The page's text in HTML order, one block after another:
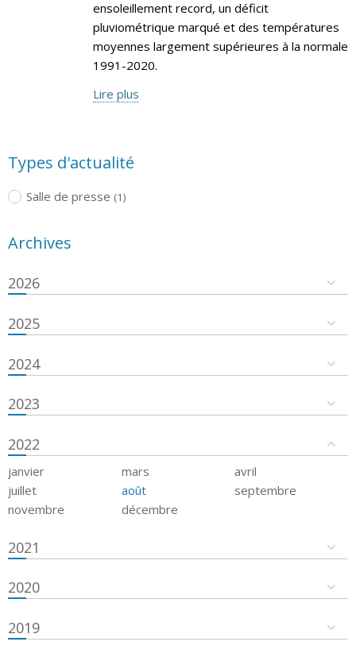
ensoleillement record, un déficit
pluviométrique marqué et des températures
moyennes largement supérieures à la normale
1991-2020.
Lire plus
Types d'actualité
Salle de presse (1)
Archives
2026
2025
2024
2023
2022
janvier mars
avril
juillet
août
septembre
novembre
décembre
2021
2020
2019